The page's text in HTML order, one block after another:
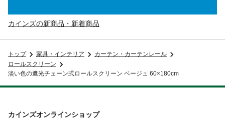
カインズの新商品・新着商品
トップ 家具・インテリア
カーテン・カーテンレール
ロールスクリーン
淡い色の遮光チェーン式ロールスクリーン ベージュ 60×180cm
カインズオンラインショップ